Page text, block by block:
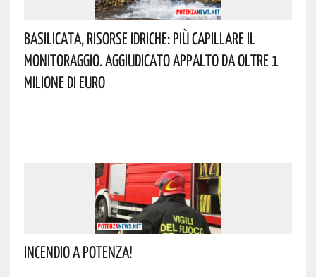
Basilicata, Risorse Idriche: Più Capillare Il
Monitoraggio. Aggiudicato Appalto Da Oltre 1
Milione Di Euro
Incendio A Potenza!